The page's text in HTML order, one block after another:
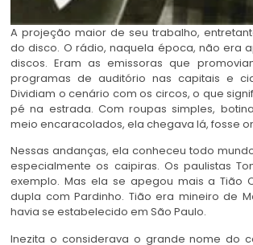
A projeção maior de seu trabalho,
do disco. O rádio, naquela época, não era
discos. Eram as emissoras que
programas de auditório nas capitais e
Dividiam o cenário com os circos, o que
pé na estrada. Com roupas simples,
meio encaracolados, ela chegava lá, fosse
Nessas andanças, ela conheceu todo
especialmente os caipiras. Os paulistas
exemplo. Mas ela se apegou mais a Tião
dupla com Pardinho. Tião era mineiro de
havia se estabelecido em São Paulo.
Inezita o considerava o grande nome do